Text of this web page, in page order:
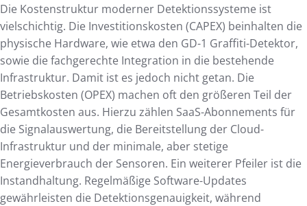
Die Kostenstruktur moderner Detektionssysteme ist
vielschichtig. Die Investitionskosten (CAPEX) beinhalten die
physische Hardware, wie etwa den GD-1 Graffiti-Detektor,
sowie die fachgerechte Integration in die bestehende
Infrastruktur. Damit ist es jedoch nicht getan. Die
Betriebskosten (OPEX) machen oft den größeren Teil der
Gesamtkosten aus. Hierzu zählen SaaS-Abonnements für
die Signalauswertung, die Bereitstellung der Cloud-
Infrastruktur und der minimale, aber stetige
Energieverbrauch der Sensoren. Ein weiterer Pfeiler ist die
Instandhaltung. Regelmäßige Software-Updates
gewährleisten die Detektionsgenauigkeit, während